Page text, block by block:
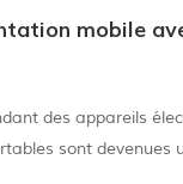
mobile
des appareils
sont